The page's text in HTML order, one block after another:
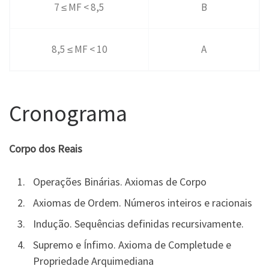
7 ≤ MF < 8,5 B
8,5 ≤ MF < 10 A
Cronograma
Corpo dos Reais
Operações Binárias. Axiomas de Corpo
Axiomas de Ordem. Números inteiros e racionais
Indução. Sequências definidas recursivamente.
Supremo e Ínfimo. Axioma de Completude e
Propriedade Arquimediana